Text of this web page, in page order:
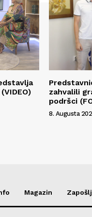
zahvalili
podršci
8. Augusta
Magazin